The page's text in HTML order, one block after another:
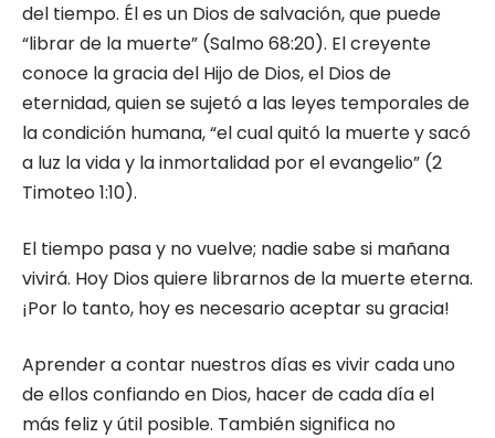
del tiempo. Él es un Dios de salvación, que puede
“librar de la muerte” (Salmo 68:20). El creyente
conoce la gracia del Hijo de Dios, el Dios de
eternidad, quien se sujetó a las leyes temporales de
la condición humana, “el cual quitó la muerte y sacó
a luz la vida y la inmortalidad por el evangelio” (2
Timoteo 1:10).
El tiempo pasa y no vuelve; nadie sabe si mañana
vivirá. Hoy Dios quiere librarnos de la muerte eterna.
¡Por lo tanto, hoy es necesario aceptar su gracia!
Aprender a contar nuestros días es vivir cada uno
de ellos confiando en Dios, hacer de cada día el
más feliz y útil posible. También significa no